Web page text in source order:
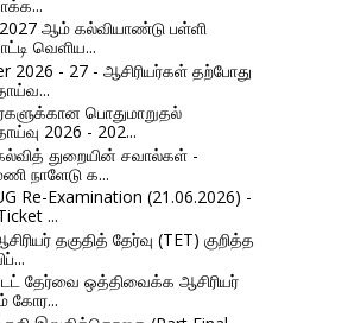
ஆம் கல்வியாண்டு பள்ளி
வெளிய...
2026 - 27 - ஆசிரியர்கள் தற்போது
பொதுமாறுதல்
2026 - 202...
துறையின் சவால்கள் -
நாளேடு க...
Re-Examination (21.06.2026) -
...
தகுதித் தேர்வு (TET) குறித்த
டெட் தேர்வை ஒத்திவைக்க ஆசிரியர்
கோர...